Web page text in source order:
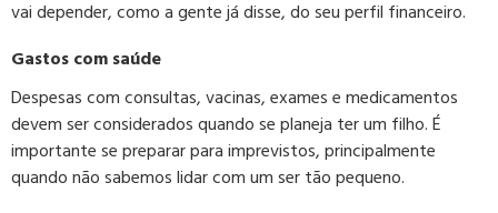
vai depender, como a gente já disse, do seu perfil financeiro.
Gastos com saúde
Despesas com consultas, vacinas, exames e medicamentos
devem ser considerados quando se planeja ter um filho. É
importante se preparar para imprevistos, principalmente
quando não sabemos lidar com um ser tão pequeno.